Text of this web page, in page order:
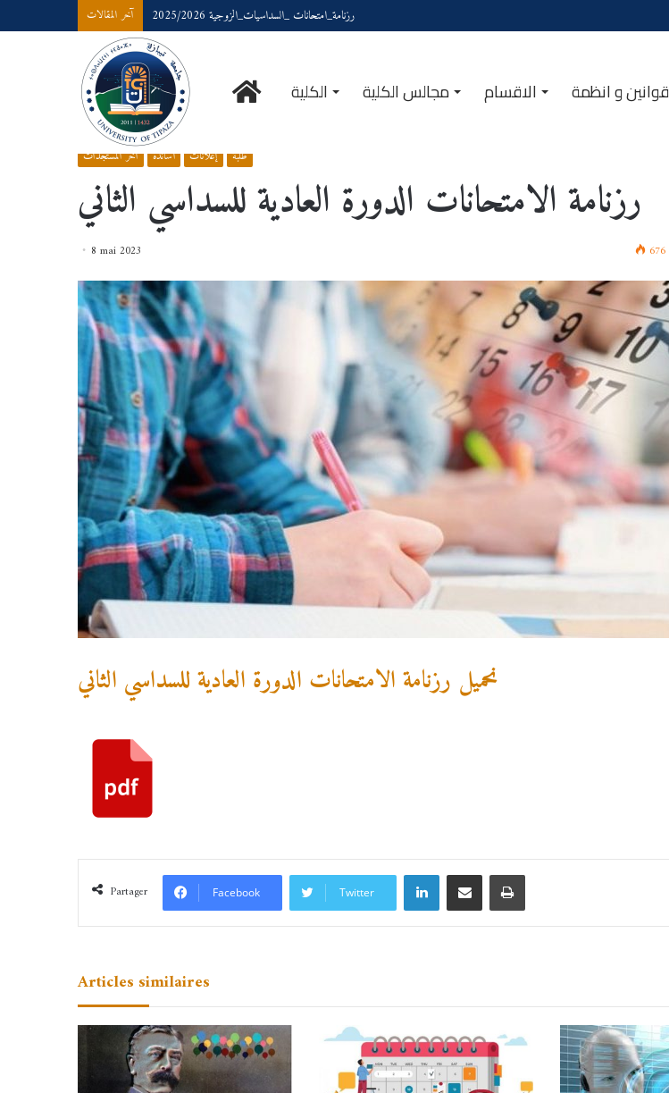
آخر المقالات رزنامة_امتحانات _السداسيات_الزوجية 2025/2026
الرئيسيةالكلية مجالس الكلية الاقسام قوانين و انظمة
Accueil/رزنامة الامتحانات الدورة العادية للسداسي الثاني
آخر المستجدات أساتذة إعلانات طلبة
رزنامة الامتحانات الدورة العادية للسداسي الثاني
8 mai 2023 676
نحميل رزنامة الامتحانات الدورة العادية للسداسي الثاني
Partager Facebook Twitter
Linkedin Partager par email Imprimer
Articles similaires